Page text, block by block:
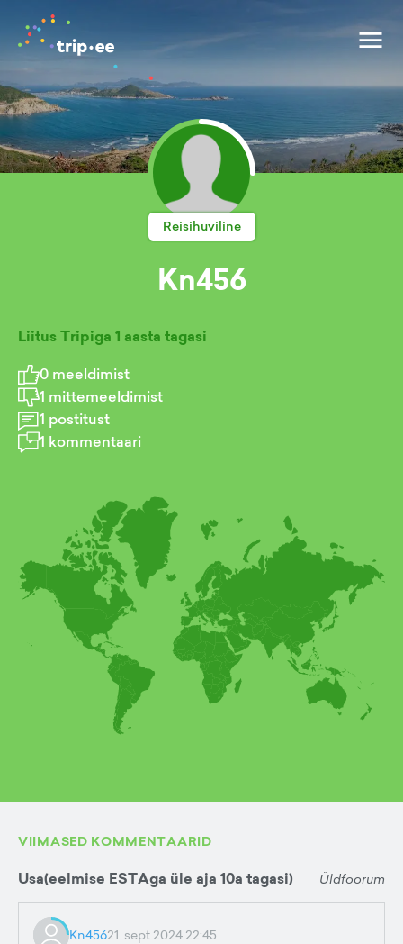
Reisihuviline
Kn456
Liitus Tripiga 1 aasta tagasi
0 meeldimist
1 mittemeeldimist
1 postitust
1 kommentaari
VIIMASED KOMMENTAARID
Usa(eelmise ESTAga üle aja 10a tagasi) Üldfoorum
Kn45621. sept 2024 22:45